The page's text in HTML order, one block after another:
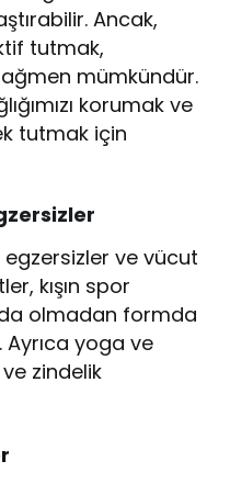
Ancak,
tutmak,
mümkündür.
korumak ve
tutmak için
egzersizler ve vücut
kışın spor
olmadan formda
Ayrıca yoga ve
zindelik